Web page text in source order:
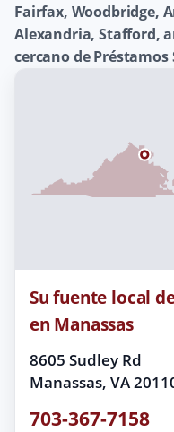
Fairfax, Woodbridge,
Alexandria, Stafford,
cercano de
Su fuente local
en Manassas
8605 Sudley Rd
Manassas, VA
703-367-7158